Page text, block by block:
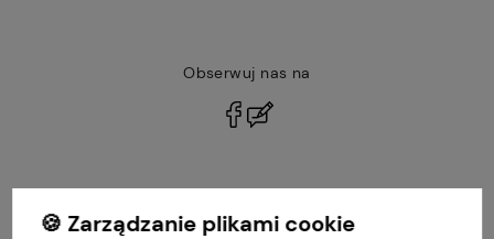
Obserwuj nas na
MOJE KONTO
🍪 Zarządzanie plikami cookie